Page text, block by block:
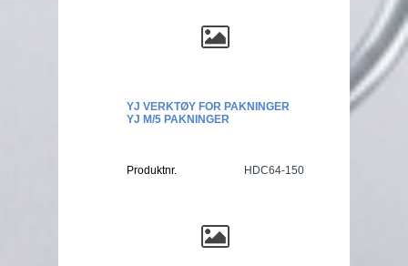
YJ VERKTØY FOR PAKNINGER
YJ M/5 PAKNINGER
Produktnr. HDC64-150